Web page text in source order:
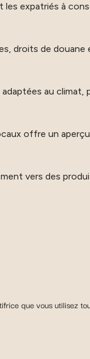
les expatriés à
droits de douane
au climat,
offre un
vers des
que vous utilisez